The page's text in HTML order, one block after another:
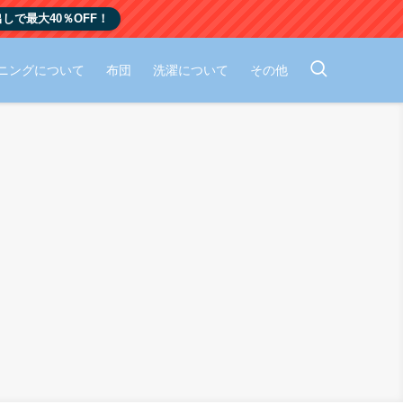
で最大40％OFF！
ングについて 布団 洗濯について その他